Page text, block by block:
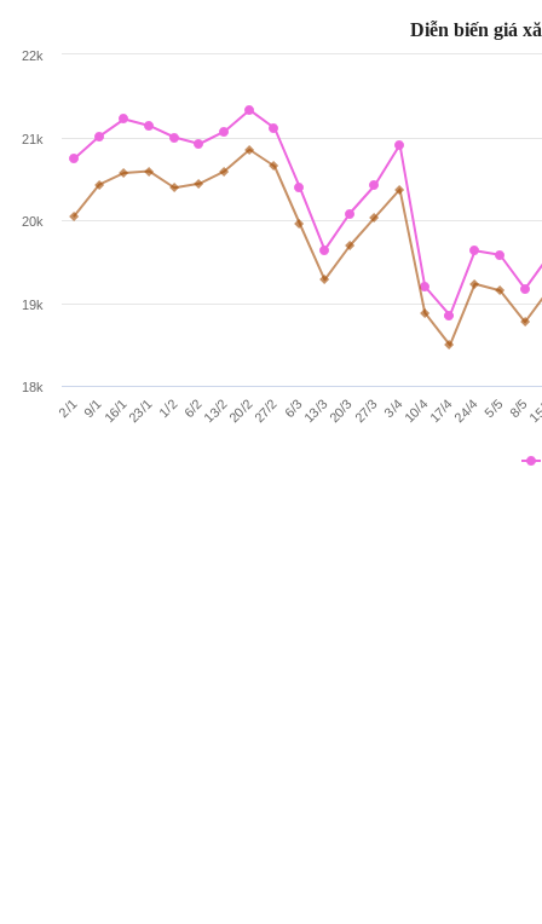
Diễn biến giá
2/1 9/116/123/1 1/2 6/213/220/227/2 6/313/320/327/3 3/410/417/424/4 5/5 8/5
18k
19k
20k
21k
22k